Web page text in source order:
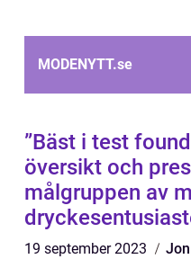
MODENYTT.se
”Bäst i test
översikt och
målgruppen av
19 september 2023